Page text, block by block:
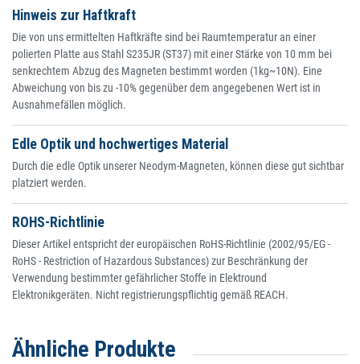
Hinweis zur Haftkraft
Die von uns ermittelten Haftkräfte sind bei Raumtemperatur an einer
polierten Platte aus Stahl S235JR (ST37) mit einer Stärke von 10 mm bei
senkrechtem Abzug des Magneten bestimmt worden (1kg~10N). Eine
Abweichung von bis zu -10% gegenüber dem angegebenen Wert ist in
Ausnahmefällen möglich.
Edle Optik und hochwertiges Material
Durch die edle Optik unserer Neodym-Magneten, können diese gut sichtbar
platziert werden.
ROHS-Richtlinie
Dieser Artikel entspricht der europäischen RoHS-Richtlinie (2002/95/EG -
RoHS - Restriction of Hazardous Substances) zur Beschränkung der
Verwendung bestimmter gefährlicher Stoffe in Elektround
Elektronikgeräten. Nicht registrierungspflichtig gemäß REACH.
Ähnliche Produkte